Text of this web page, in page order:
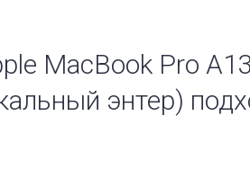
MacBook Pro
энтер)